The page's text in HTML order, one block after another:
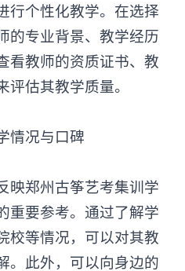
行个性化教学。在选择
的专业背景、教学经历
看教师的资质证书、教
估其教学质量。
况与口碑
郑州古筝艺考集训学
重要参考。通过了解学
校等情况，可以对其教
。此外，可以向身边的